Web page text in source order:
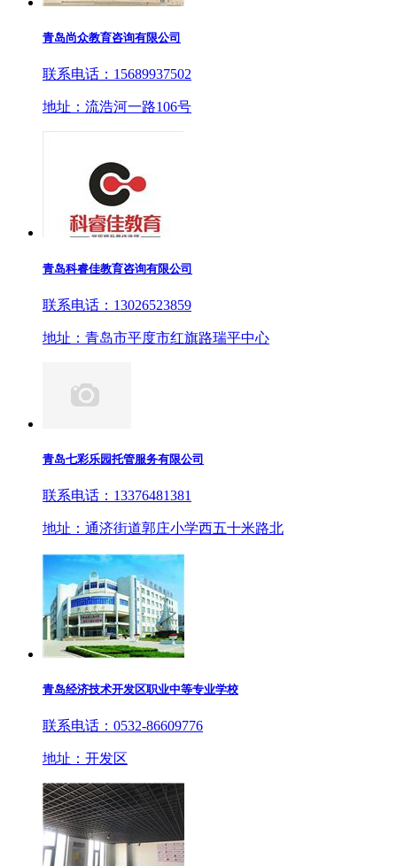
青岛尚众教育咨询有限公司
联系电话：15689937502
地址：流浩河一路106号
青岛科睿佳教育咨询有限公司
联系电话：13026523859
地址：青岛市平度市红旗路瑞平中心
青岛七彩乐园托管服务有限公司
联系电话：13376481381
地址：通济街道郭庄小学西五十米路北
青岛经济技术开发区职业中等专业学校
联系电话：0532-86609776
地址：开发区